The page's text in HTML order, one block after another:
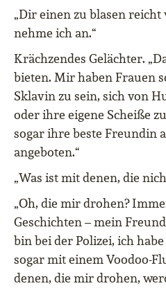
„Dir einen zu blasen
nehme ich an.“
Krächzendes Gelächter.
bieten. Mir haben Frauen
Sklavin zu sein, sich von
oder ihre eigene Scheiße
sogar ihre beste Freundin
angeboten.“
„Was ist mit denen, die
„Oh, die mir drohen?
Geschichten – mein
bin bei der Polizei, ich
sogar mit einem Voodoo-
denen, die mir drohen,